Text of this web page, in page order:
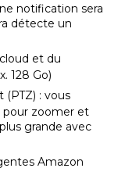
notification sera
détecte un
et du
128 Go)
: vous
pour zoomer et
grande avec
Amazon